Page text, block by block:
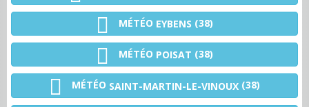
MÉTÉO EYBENS (38)
MÉTÉO POISAT (38)
MÉTÉO SAINT-MARTIN-LE-VINOUX (38)